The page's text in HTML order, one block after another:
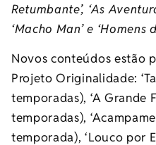
Retumbante’, ‘As
‘Macho Man’ e ‘Homens
Novos conteúdos estão
Projeto Originalidade:
temporadas), ‘A Grande
temporadas),
temporada), ‘Louco por